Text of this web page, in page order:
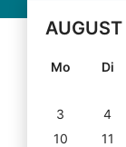
AUGUST
Mo Di
3
4
10
11